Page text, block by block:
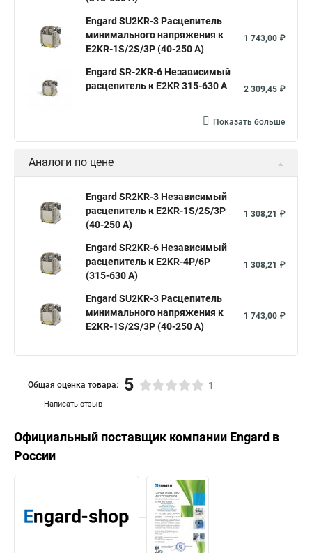
Engard SU2KR-3 Расцепитель
минимального напряжения к
E2KR-1S/2S/3P (40-250 A)
1 743,00 ₽
Engard SR-2KR-6 Независимый
расцепитель к E2KR 315-630 А
2 309,45 ₽
Показать больше
Аналоги по цене
Engard SR2KR-3 Независимый
расцепитель к E2KR-1S/2S/3P
(40-250 A)
1 308,21 ₽
Engard SR2KR-6 Независимый
расцепитель к E2KR-4P/6P
(315-630 А)
1 308,21 ₽
Engard SU2KR-3 Расцепитель
минимального напряжения к
E2KR-1S/2S/3P (40-250 A)
1 743,00 ₽
Написать отзыв
Общая оценка товара: 5 1
Официальный поставщик компании Engard в
России